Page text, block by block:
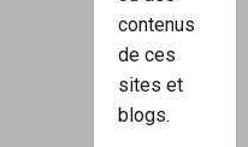
contenus
de ces
sites et
blogs.